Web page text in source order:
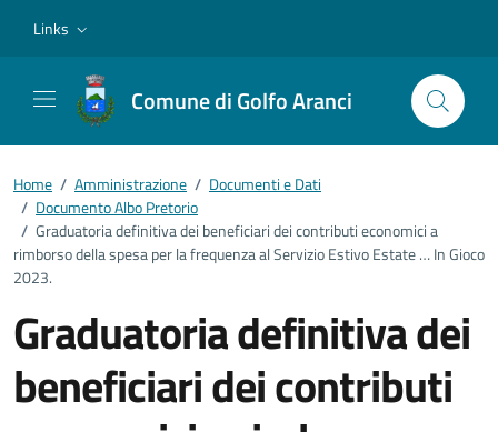
Links
Comune di Golfo Aranci
Home / Amministrazione / Documenti e Dati
/ Documento Albo Pretorio
/ Graduatoria definitiva dei beneficiari dei contributi economici a
rimborso della spesa per la frequenza al Servizio Estivo Estate … In Gioco
2023.
Graduatoria definitiva dei
beneficiari dei contributi